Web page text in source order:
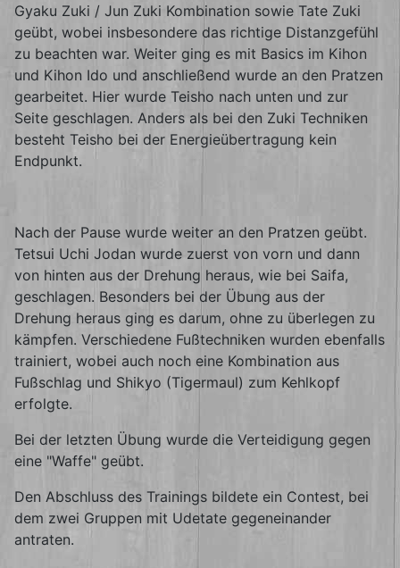
Gyaku Zuki / Jun Zuki Kombination sowie Tate Zuki
geübt, wobei insbesondere das richtige Distanzgefühl
zu beachten war. Weiter ging es mit Basics im Kihon
und Kihon Ido und anschließend wurde an den Pratzen
gearbeitet. Hier wurde Teisho nach unten und zur
Seite geschlagen. Anders als bei den Zuki Techniken
besteht Teisho bei der Energieübertragung kein
Endpunkt.
Nach der Pause wurde weiter an den Pratzen geübt.
Tetsui Uchi Jodan wurde zuerst von vorn und dann
von hinten aus der Drehung heraus, wie bei Saifa,
geschlagen. Besonders bei der Übung aus der
Drehung heraus ging es darum, ohne zu überlegen zu
kämpfen. Verschiedene Fußtechniken wurden ebenfalls
trainiert, wobei auch noch eine Kombination aus
Fußschlag und Shikyo (Tigermaul) zum Kehlkopf
erfolgte.
Bei der letzten Übung wurde die Verteidigung gegen
eine "Waffe" geübt.
Den Abschluss des Trainings bildete ein Contest, bei
dem zwei Gruppen mit Udetate gegeneinander
antraten.